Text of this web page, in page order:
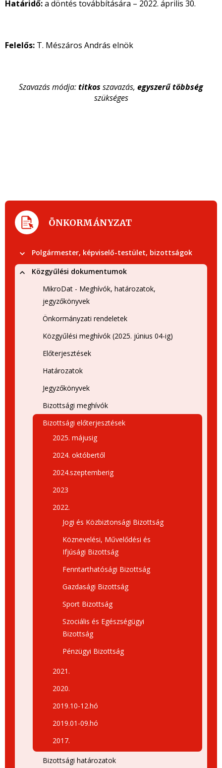
Határidő:a döntés továbbítására – 2022. április 30.
Felelős: T. Mészáros András elnök
Szavazás módja:titkos szavazás, egyszerű többség
szükséges
ÖNKORMÁNYZAT
Polgármester, képviselő-testület, bizottságok
Közgyűlési dokumentumok
MikroDat - Meghívók, határozatok,
jegyzőkönyvek
Önkormányzati rendeletek
Közgyűlési meghívók (2025. június 04-ig)
Előterjesztések
Határozatok
Jegyzőkönyvek
Bizottsági meghívók
Bizottsági előterjesztések
2025. májusig
2024. októbertől
2024.szeptemberig
2023
2022.
Jogi és Közbiztonsági Bizottság
Köznevelési, Művelődési és
Ifjúsági Bizottság
Fenntarthatósági Bizottság
Gazdasági Bizottság
Sport Bizottság
Szociális és Egészségügyi
Bizottság
Pénzügyi Bizottság
2021.
2020.
2019.10-12.hó
2019.01-09.hó
2017.
Bizottsági határozatok